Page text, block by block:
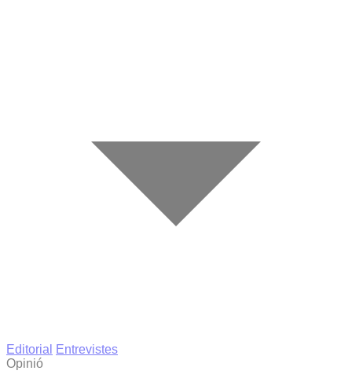
Editorial
Entrevistes
Opinió